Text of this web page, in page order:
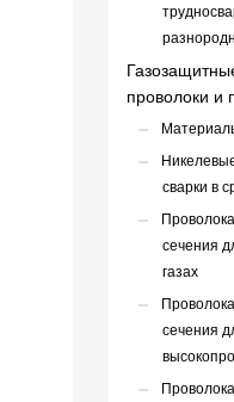
проволоки и
сварки в
сечения
газах
сечения